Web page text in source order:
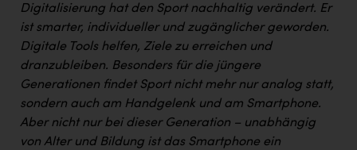
Digitalisierung hat den Sport nachhaltig verändert. Er
ist smarter, individueller und zugänglicher geworden.
Digitale Tools helfen, Ziele zu erreichen und
dranzubleiben. Besonders für die jüngere
Generationen findet Sport nicht mehr nur analog statt,
sondern auch am Handgelenk und am Smartphone.
Aber nicht nur bei dieser Generation – unabhängig
von Alter und Bildung ist das Smartphone ein